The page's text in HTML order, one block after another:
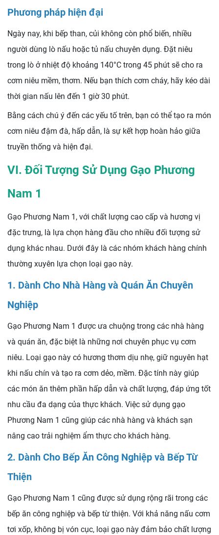
Phương pháp hiện đại
Ngày nay, khi bếp than, củi không còn phổ biến, nhiều
người dùng lò nấu hoặc tủ nấu chuyên dụng. Đặt niêu
trong lò ở nhiệt độ khoảng 140°C trong 45 phút sẽ cho ra
cơm niêu mềm, thơm. Nếu bạn thích cơm cháy, hãy kéo dài
thời gian nấu lên đến 1 giờ 30 phút.
Bằng cách chú ý đến các yếu tố trên, bạn có thể tạo ra món
cơm niêu đậm đà, hấp dẫn, là sự kết hợp hoàn hảo giữa
truyền thống và hiện đại.
VI. Đối Tượng Sử Dụng Gạo Phương
Nam 1
Gạo Phương Nam 1, với chất lượng cao cấp và hương vị
đặc trưng, là lựa chọn hàng đầu cho nhiều đối tượng sử
dụng khác nhau. Dưới đây là các nhóm khách hàng chính
thường xuyên lựa chọn loại gạo này.
1. Dành Cho Nhà Hàng và Quán Ăn Chuyên
Nghiệp
Gạo Phương Nam 1 được ưa chuộng trong các nhà hàng
và quán ăn, đặc biệt là những nơi chuyên phục vụ cơm
niêu. Loại gạo này có hương thơm dịu nhẹ, giữ nguyên hạt
khi nấu chín và tạo ra cơm dẻo, mềm. Đặc tính này giúp
các món ăn thêm phần hấp dẫn và chất lượng, đáp ứng tốt
nhu cầu đa dạng của thực khách. Việc sử dụng gạo
Phương Nam 1 cũng giúp các nhà hàng và khách sạn
nâng cao trải nghiệm ẩm thực cho khách hàng.
2. Dành Cho Bếp Ăn Công Nghiệp và Bếp Từ
Thiện
Gạo Phương Nam 1 cũng được sử dụng rộng rãi trong các
bếp ăn công nghiệp và bếp từ thiện. Với khả năng nấu cơm
tơi xốp, không bị vón cục, loại gạo này đảm bảo chất lượng